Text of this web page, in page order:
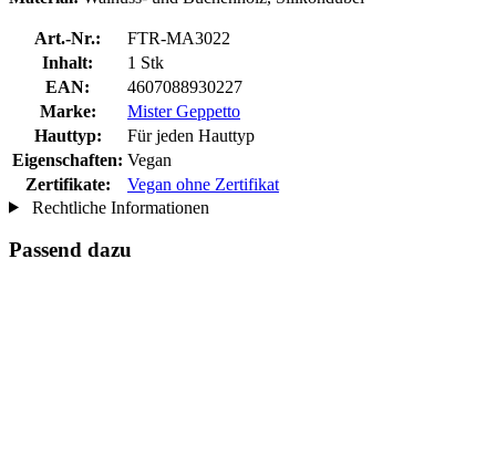
Art.-Nr.:
FTR-MA3022
Inhalt:
1 Stk
EAN:
4607088930227
Marke:
Mister Geppetto
Hauttyp:
Für jeden Hauttyp
Eigenschaften: Vegan
Zertifikate:
Vegan ohne Zertifikat
Rechtliche Informationen
Passend dazu